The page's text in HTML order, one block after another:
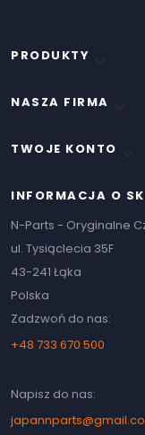
PRODUKTY
NASZA FIRMA
TWOJE KONTO
INFORMACJA O
N-Parts - Oryginalne
ul. Tysiąclecia 35F
43-241 Łąka
Polska
Zadzwoń do nas:
+48 733 670 500
Napisz do nas: